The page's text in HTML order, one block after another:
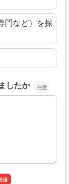
門など）を探
したか
たか